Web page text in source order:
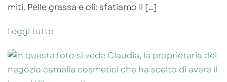
miti. Pelle grassa e oli: sfatiamo il […]
Leggi tutto